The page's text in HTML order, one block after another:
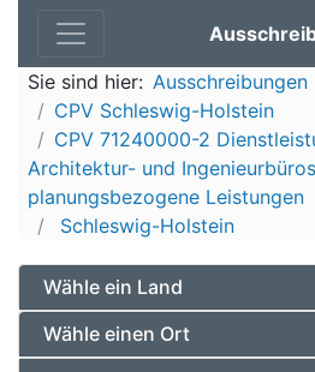
Sie sind hier: Ausschreibungen
CPV Schleswig-Holstein
CPV 71240000-2
Architektur- und
planungsbezogene Leistungen
Schleswig-Holstein
Wähle ein Land
Wähle einen Ort